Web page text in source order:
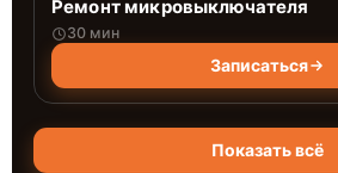
Ремонт микровыключателя
30 мин
Записаться
Показать всё